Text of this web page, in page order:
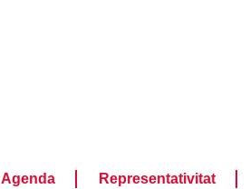
Agenda Representativitat